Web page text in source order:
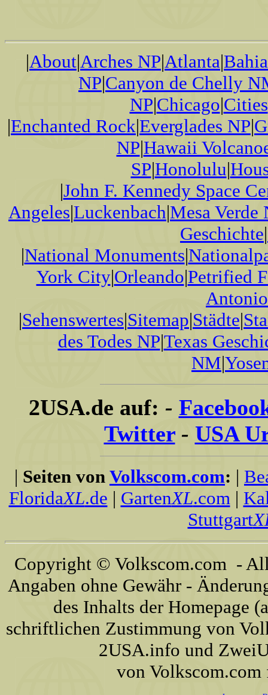
|About|Arches NP|Atlanta|
NP|Canyon de Chelly
NP|Chicago|Cities
|Enchanted Rock|Everglades NP|
NP|Hawaii
SP|Honolulu|
|John F. Kennedy Space
Angeles|Luckenbach|Mesa Verde
Geschichte|
|National Monuments|
York City|Orleando|Petrified
Antonio
|Sehenswertes|Sitemap|Städte|
des Todes NP|Texas
NM|
2USA.de auf: -
Twitter - USA
| Seiten von Volkscom.com: |
FloridaXL.de | GartenXL.com|
Stuttgart
Copyright © Volkscom.com -
Angaben ohne Gewähr -
des Inhalts der Homepage
schriftlichen Zustimmung von
2USA.info und
von